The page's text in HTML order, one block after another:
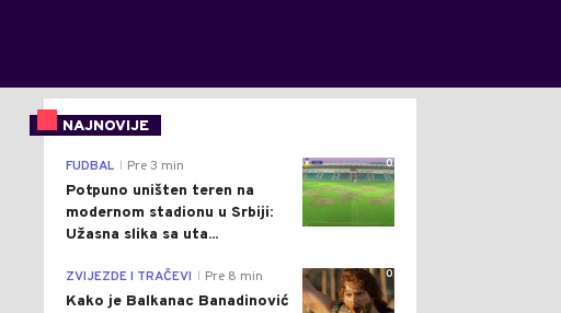
NAJNOVIJE
0
FUDBAL Pre 3 min
Potpuno uništen teren na
modernom stadionu u Srbiji:
Užasna slika sa uta...
0
ZVIJEZDE I TRAČEVI Pre 8 min
Kako je Balkanac Banadinović